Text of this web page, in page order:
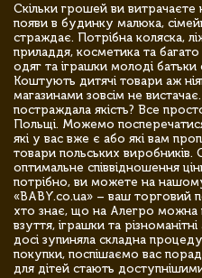
Скільки грошей ви витрачаєте
появи в будинку малюка,
страждає. Потрібна коляска,
приладдя, косметика та
одяг та іграшки молоді
Коштують дитячі товари аж
магазинами зовсім не
постраждала якість? Все
Польщі. Можемо
які у вас вже є або які вам
товари польських виробників.
оптимальне співвідношення
потрібно, ви можете на
«BABY.co.ua» – ваш торговий
хто знає, що на Алегро можна
взуття, іграшки та
досі зупиняла складна
покупки, поспішаємо вас
для дітей стають